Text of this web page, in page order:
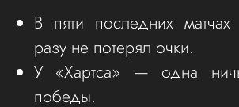
В пяти последних
разу не потерял очки.
У «Хартса» — одна
победы.